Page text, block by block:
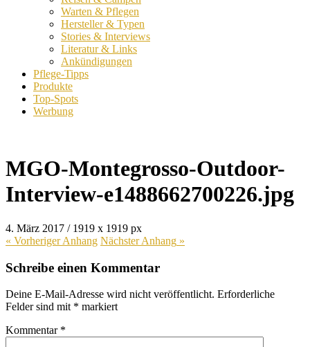
Warten & Pflegen
Hersteller & Typen
Stories & Interviews
Literatur & Links
Ankündigungen
Pflege-Tipps
Produkte
Top-Spots
Werbung
MGO-Montegrosso-Outdoor-
Interview-e1488662700226.jpg
4. März 2017 / 1919 x 1919 px
« VorherigerAnhang NächsterAnhang »
Schreibe einen Kommentar
Deine E-Mail-Adresse wird nicht veröffentlicht. Erforderliche
Felder sind mit * markiert
Kommentar *